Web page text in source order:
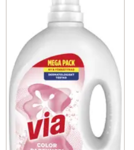
som ger samma skydd och
är här som Neutral
mål är att göra det
hud och detta
som hjälper att
– från normal hud till
hud som lätt får eksem.
till handkräm – och
hjälpa dig med att skapa
varje dag.